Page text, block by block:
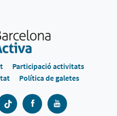
Participació activitats
Política de galetes